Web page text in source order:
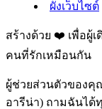
ผังเว็บไซต์
สร้างด้วย ❤️ เพื่อผู้
คนที่รักเหมือนกัน
ผู้ช่วยส่วนตัวของคุ
อารีน่า) ถามฉันได้ทุ